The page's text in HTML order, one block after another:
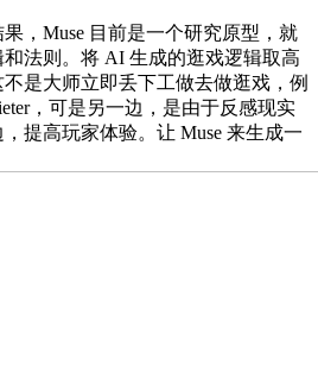
Muse 目前是一个研究原型，就
法则。将 AI 生成的逛戏逻辑取高
是大师立即丢下工做去做逛戏，例
，可是另一边，是由于反感现实
提高玩家体验。让 Muse 来生成一